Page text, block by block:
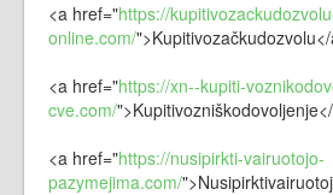
<a href="https://
online.com/
<a href="https://xn--kupiti-
cve.com/
<a href="https://nusipirkti-vairuotojo-
pazymejima.com/